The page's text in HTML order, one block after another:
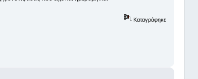
Καταγράφηκε